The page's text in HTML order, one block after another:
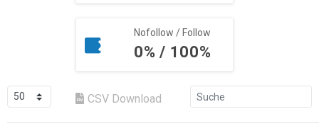
Nofollow / Follow
0% / 100%
CSV Download